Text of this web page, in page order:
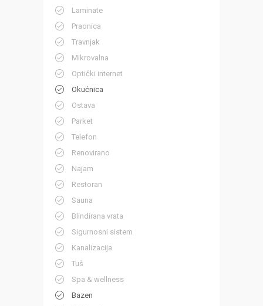
Laminate
Praonica
Travnjak
Mikrovalna
Optički internet
Okućnica
Ostava
Parket
Telefon
Renovirano
Najam
Restoran
Sauna
Blindirana vrata
Sigurnosni sistem
Kanalizacija
Tuš
Spa & wellness
Bazen